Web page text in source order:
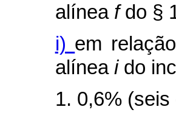
alínea fdo §
i) em
alínea i do
1. 0,6%